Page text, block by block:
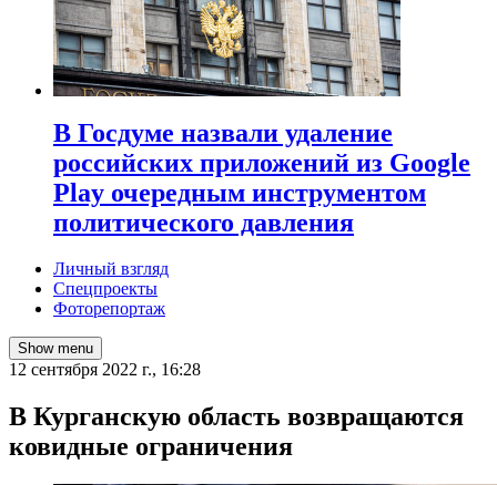
В Госдуме назвали удаление
российских приложений из Google
Play очередным инструментом
политического давления
Личный взгляд
Спецпроекты
Фоторепортаж
Show menu
12 сентября 2022 г., 16:28
В Курганскую область возвращаются
ковидные ограничения